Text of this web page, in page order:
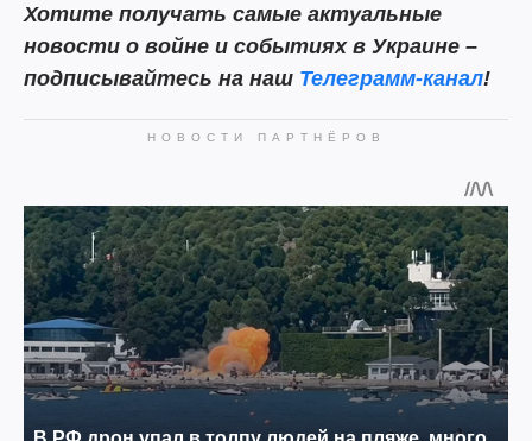
Хотите получать самые актуальные
новости о войне и событиях в Украине –
подписывайтесь на наш Телеграмм-канал!